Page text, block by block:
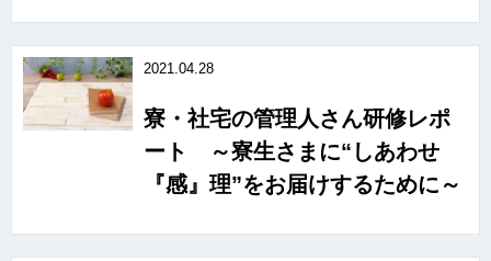
2021.04.28
寮・社宅の管理人さん研修レポ
ート ～寮生さまに“しあわせ
『感』理”をお届けするために～